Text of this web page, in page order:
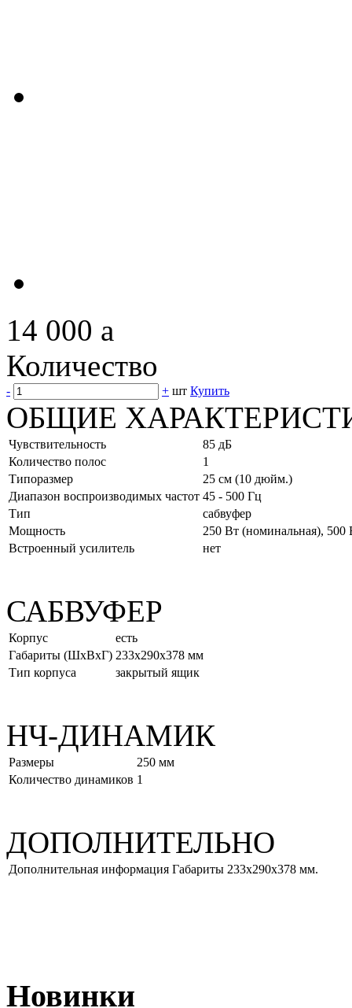
14 000 a
Количество
- + шт Купить
ОБЩИЕ
Чувствительность
85 дБ
Количество полос
1
Типоразмер
25 см (10 дюйм.)
Диапазон воспроизводимых частот 45 - 500 Гц
Тип
сабвуфер
Мощность
250 Вт (номинальная), 500
Встроенный усилитель
нет
САБВУФЕР
Корпус
есть
Габариты (ШхВхГ) 233x290x378 мм
Тип корпуса
закрытый ящик
НЧ-ДИНАМИК
Размеры
250 мм
Количество динамиков 1
ДОПОЛНИТЕЛЬНО
Дополнительная информация Габариты 233х290х378 мм.
Новинки